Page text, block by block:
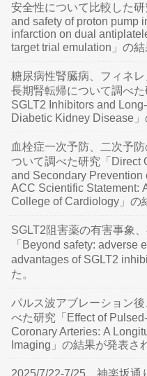
安全性について比較した
and safety of proton pump
infarction on dual
target trial emulation」の結
糖尿病性腎臓病、フィネレ
長期腎転帰について調べ
SGLT2 Inhibitors and
Diabetic Kidney Disease」
血栓症一次予防、二次予
ついて調べた研究「Direct
and Secondary Prevention
ACC Scientific Statement:
College of Cardiology」の
SGLT2阻害薬の有害事象
「Beyond safety: adverse
advantages of SGLT2
た。
パルス波アブレーション
べた研究「Effect of
Coronary Arteries: A
Imaging」の結果が発表さ